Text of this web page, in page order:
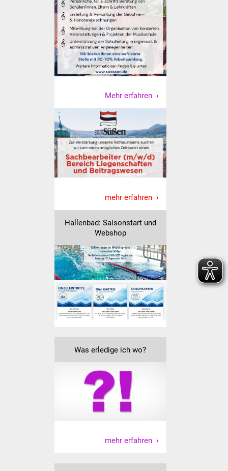
ÖPNV
Bürgerbus (MOBS)
Abfall und Entsorgung
Kultur & Freizeit
Veranstaltungen
Ostermarkt
Einrichtungen
Hallenbad
Zehntscheuer
Bürgerhaus
Kulturhalle
Beirat Süßener Vereine
Mehr erfahren
mehr erfahren
Hallenbad: Saisonstart und
Webshop
Was erledige ich wo?
mehr erfahren